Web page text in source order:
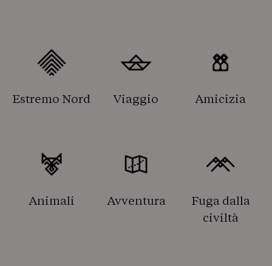
Estremo Nord Viaggio Amicizia
Animali Avventura
Fuga dalla
civiltà